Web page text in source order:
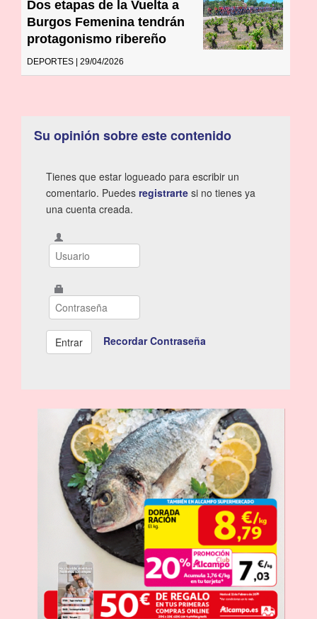
Dos etapas de la Vuelta a
Burgos Femenina tendrán
protagonismo ribereño
DEPORTES | 29/04/2026
Su opinión sobre este contenido
Tienes que estar logueado para escribir un
comentario. Puedes registrarte si no tienes ya
una cuenta creada.
Recordar Contraseña